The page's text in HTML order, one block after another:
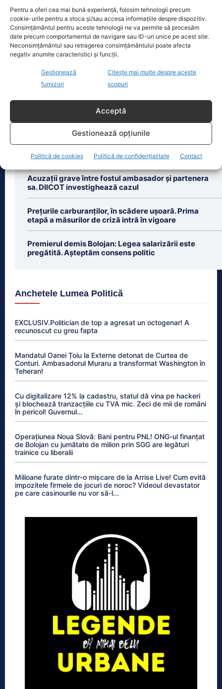
Pentru a oferi cea mai bună experiență, folosim tehnologii precum
cookie-urile pentru a stoca și/sau accesa informațiile despre dispozitiv.
Consimțământul pentru aceste tehnologii ne va permite să procesăm
date precum comportamentul de navigare sau ID-uri unice pe acest site.
Neconsimțământul sau retragerea consimțământului poate afecta
negativ anumite caracteristici și funcții.
Gestionează
furnizori
Citește mai multe despre aceste
scopuri
Acceptă
Gestionează opțiunile
Politică de cookies Politică de confidențialitate Contact
Oficiul de Știri
Cât costă asigurarea de sănătate în 2026 dacă nu ai
venituri.…
în 2026 de asigurare în sistemul public
de sănătate dacă optează pentru
Ultimele știri
Acuzații grave între fostul ambasador și partenera
sa. DIICOT investighează cazul
Prețurile carburanților, în scădere ușoară. Prima
etapă a măsurilor de criză intră în vigoare
Premierul demis Bolojan: Legea salarizării este
pregătită. Așteptăm consens politic
Anchetele Lumea Politică
EXCLUSIV.Politician de top a agresat un octogenar! A
recunoscut cu greu fapta
Mandatul Oanei Țoiu la Externe detonat de Curtea de
Conturi. Ambasadorul Muraru a transformat Washington în
Teheran!
Cu digitalizare 12% la cadastru, statul dă vina pe hackeri
și blochează tranzacțiile cu TVA mic. Zeci de mii de români
în pericol! Guvernul...
Operațiunea Noua Slovă: Bani pentru PNL! ONG-ul finanțat
de Bolojan cu jumătate de milion prin SGG are legături
trainice cu liberalii
Milioane furate dintr-o mișcare de la Arrise Live! Cum evită
impozitele firmele de jocuri de noroc? Videoul devastator
pe care casinourile nu vor să-l...